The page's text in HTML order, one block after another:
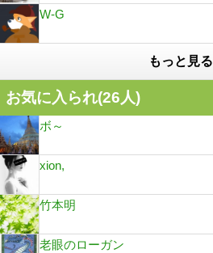
W-G
もっと見る
お気に入られ(26人)
ボ～
xion,
竹本明
老眼のローガン